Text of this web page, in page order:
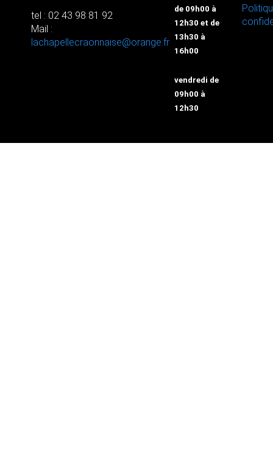
tel : 02 43 98 81 92
Mail :
lachapellecraonnaise@orange.fr
de 09h00 à
12h30 et de
13h30 à
16h00
vendredi de
09h00 à
12h30